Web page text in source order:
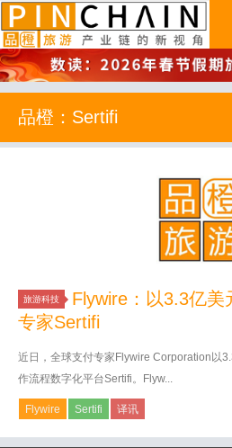
品橙旅游
品橙：Sertifi
旅游科技
Flywire：以3.3亿
专家Sertifi
近日，全球支付专家Flywire Corporation以
作流程数字化平台Sertifi。Flyw...
Flywire Sertifi 译讯